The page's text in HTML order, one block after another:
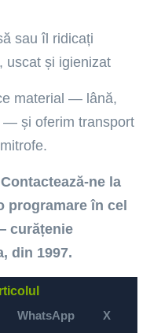
sau îl ridicați
și igienizat
material — lână,
— și oferim transport
ne la
programare în cel
curățenie
din 1997.
WhatsApp X